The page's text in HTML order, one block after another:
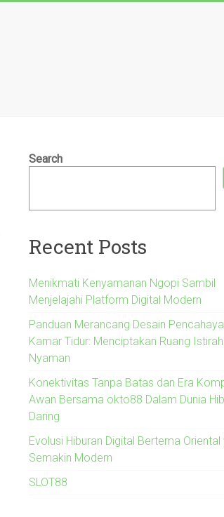
Search
Recent Posts
Menikmati Kenyamanan Ngopi Sambil
Menjelajahi Platform Digital Modern
Panduan Merancang Desain
Kamar Tidur: Menciptakan Ruang
Nyaman
Konektivitas Tanpa Batas dan Era
Awan Bersama okto88 Dalam Dunia
Daring
Evolusi Hiburan Digital Bertema Oriental
Semakin Modern
SLOT88